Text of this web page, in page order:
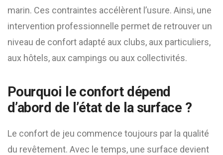
marin. Ces contraintes accélèrent l’usure. Ainsi, une
intervention professionnelle permet de retrouver un
niveau de confort adapté aux clubs, aux particuliers,
aux hôtels, aux campings ou aux collectivités.
Pourquoi le confort dépend
d’abord de l’état de la surface ?
Le confort de jeu commence toujours par la qualité
du revêtement. Avec le temps, une surface devient